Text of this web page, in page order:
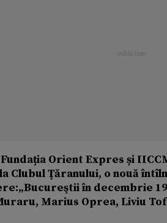
Orient Expres și
Clubul Ţăranului, o nouă
în decembrie
Marius Oprea, Liviu